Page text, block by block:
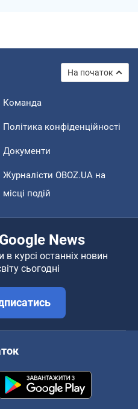
На початок
Команда
Політика конфіденційності
Документи
Журналісти OBOZ.UA на
місці подій
News
в курсі останніх новин
сьогодні